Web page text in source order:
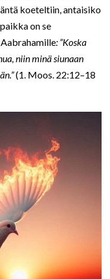
koeteltiin, antaisiko
on se
Aabrahamille: ”Koska
niin minä siunaan
(1. Moos. 22:12–18